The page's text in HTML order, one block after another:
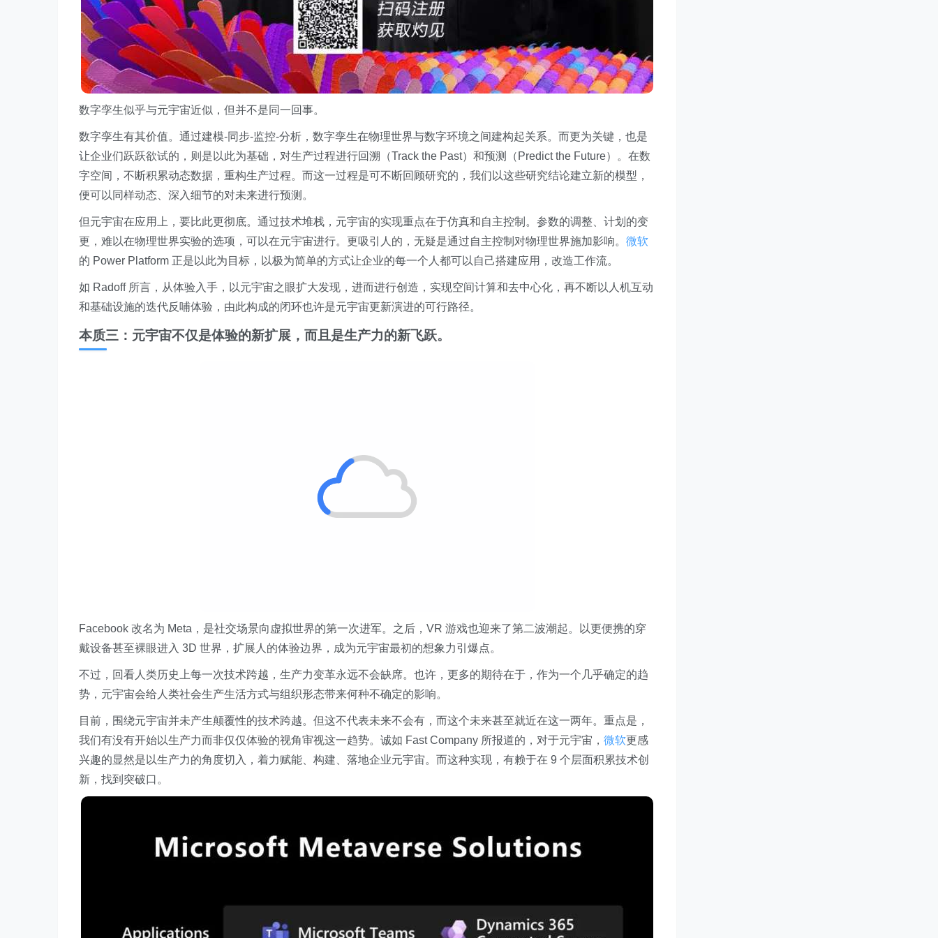
数字孪生似乎与元宇宙近似，但并不是同一回事。
数字孪生有其价值。通过建模-同步-监控-分析，数字孪生在物理世界与数字环境之间建构起关系。而更为关键，也是
让企业们跃跃欲试的，则是以此为基础，对生产过程进行回溯（Track the Past）和预测（Predict the Future）。在数
字空间，不断积累动态数据，重构生产过程。而这一过程是可不断回顾研究的，我们以这些研究结论建立新的模型，
便可以同样动态、深入细节的对未来进行预测。
但元宇宙在应用上，要比此更彻底。通过技术堆栈，元宇宙的实现重点在于仿真和自主控制。参数的调整、计划的变
更，难以在物理世界实验的选项，可以在元宇宙进行。更吸引人的，无疑是通过自主控制对物理世界施加影响。 微软
的 Power Platform 正是以此为目标，以极为简单的方式让企业的每一个人都可以自己搭建应用，改造工作流。
如 Radoff 所言，从体验入手，以元宇宙之眼扩大发现，进而进行创造，实现空间计算和去中心化，再不断以人机互动
和基础设施的迭代反哺体验，由此构成的闭环也许是元宇宙更新演进的可行路径。
本质三：元宇宙不仅是体验的新扩展，而且是生产力的新飞跃。
Facebook 改名为 Meta，是社交场景向虚拟世界的第一次进军。之后，VR 游戏也迎来了第二波潮起。以更便携的穿
戴设备甚至裸眼进入 3D 世界，扩展人的体验边界，成为元宇宙最初的想象力引爆点。
不过，回看人类历史上每一次技术跨越，生产力变革永远不会缺席。也许，更多的期待在于，作为一个几乎确定的趋
目前，围绕元宇宙并未产生颠覆性的技术跨越。但这不代表未来不会有，而这个未来甚至就近在这一两年。重点是，